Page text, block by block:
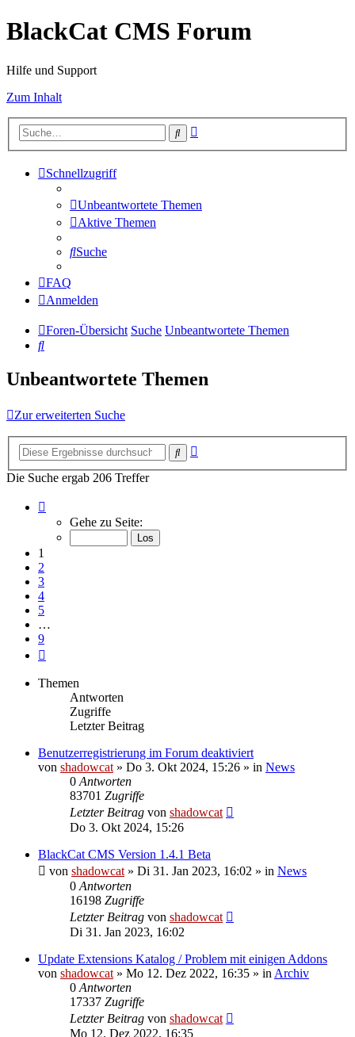
BlackCat CMS Forum
Hilfe und Support
Zum Inhalt
Suche
Schnellzugriff
Unbeantwortete Themen
Aktive Themen
Suche
FAQ
Anmelden
Foren-Übersicht Suche Unbeantwortete Themen
Suche
Unbeantwortete Themen
Zur erweiterten Suche
Suche
Die Suche ergab 206 Treffer
von
Gehe zu Seite:
1
2
3
4
5
…
9
Themen
Antworten
Zugriffe
Letzter Beitrag
Benutzerregistrierung im Forum deaktiviert
von shadowcat » Do 3. Okt 2024, 15:26 » in News
0 Antworten
83701 Zugriffe
Letzter Beitrag von shadowcat
Do 3. Okt 2024, 15:26
BlackCat CMS Version 1.4.1 Beta
von shadowcat » Di 31. Jan 2023, 16:02 » in News
0 Antworten
16198 Zugriffe
Letzter Beitrag von shadowcat
Di 31. Jan 2023, 16:02
Update Extensions Katalog / Problem mit einigen Addons
von shadowcat » Mo 12. Dez 2022, 16:35 » in Archiv
0 Antworten
17337 Zugriffe
Letzter Beitrag von shadowcat
Mo 12. Dez 2022, 16:35